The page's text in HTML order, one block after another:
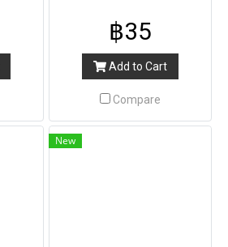
฿35
Add to Cart
Compare
New